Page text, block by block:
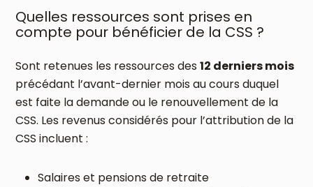
Quelles ressources sont prises en
compte pour bénéficier de la CSS ?
Sont retenues les ressources des12 derniers mois
précédant l’avant-dernier mois au cours duquel
est faite la demande ou le renouvellement de la
CSS. Les revenus considérés pour l’attribution de la
CSS incluent :
Salaires et pensions de retraite